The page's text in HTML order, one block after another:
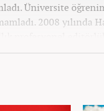
Üniversite
2008 yılında
profesyonel
Haber7.com'da